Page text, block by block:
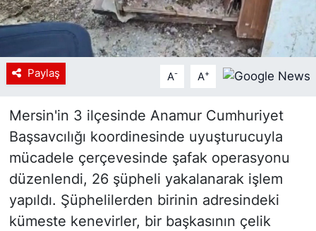
Paylaş A- A+
Mersin'in 3 ilçesinde Anamur Cumhuriyet
Başsavcılığı koordinesinde uyuşturucuyla
mücadele çerçevesinde şafak operasyonu
düzenlendi, 26 şüpheli yakalanarak işlem
yapıldı. Şüphelilerden birinin adresindeki
kümeste kenevirler, bir başkasının çelik